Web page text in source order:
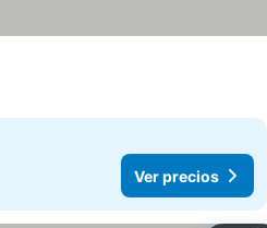
Ver precios